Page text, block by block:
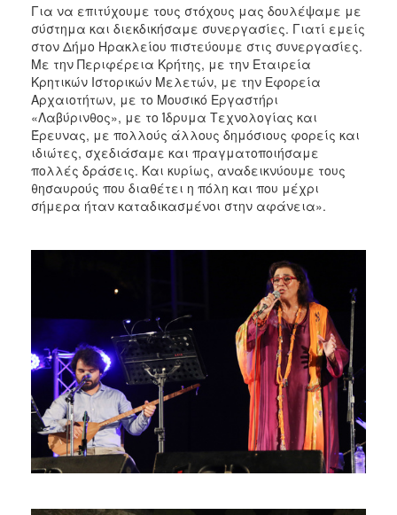
Για να επιτύχουμε τους στόχους μας δουλέψαμε με
σύστημα και διεκδικήσαμε συνεργασίες. Γιατί εμείς
στον Δήμο Ηρακλείου πιστεύουμε στις συνεργασίες.
Με την Περιφέρεια Κρήτης, με την Εταιρεία
Κρητικών Ιστορικών Μελετών, με την Εφορεία
Αρχαιοτήτων, με το Μουσικό Εργαστήρι
«Λαβύρινθος», με το Ίδρυμα Τεχνολογίας και
Έρευνας, με πολλούς άλλους δημόσιους φορείς και
ιδιώτες, σχεδιάσαμε και πραγματοποιήσαμε
πολλές δράσεις. Και κυρίως, αναδεικνύουμε τους
θησαυρούς που διαθέτει η πόλη και που μέχρι
σήμερα ήταν καταδικασμένοι στην αφάνεια».